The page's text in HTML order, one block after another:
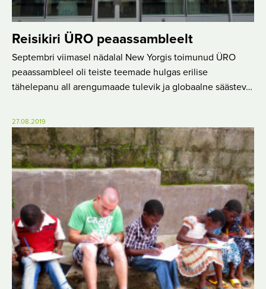
Reisikiri ÜRO peaassambleelt
Septembri viimasel nädalal New Yorgis toimunud ÜRO
peaassambleel oli teiste teemade hulgas erilise
tähelepanu all arengumaade tulevik ja globaalne säästev…
27.08.2019